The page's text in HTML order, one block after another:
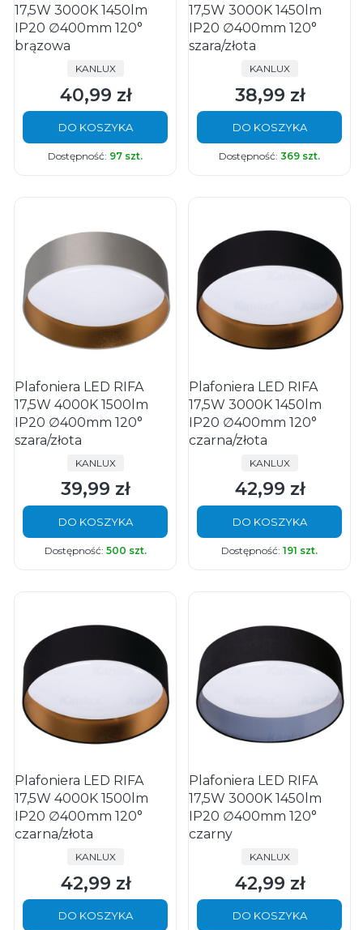
17,5W 3000K 1450lm
IP20 ∅400mm 120°
brązowa
PRODUCENT
KANLUX
Cena
40,99 zł
DO KOSZYKA
Dostępność: 97 szt.
17,5W 3000K 1450lm
IP20 ∅400mm 120°
szara/złota
PRODUCENT
KANLUX
Cena
38,99 zł
DO KOSZYKA
Dostępność: 369 szt.
Plafoniera LED RIFA
17,5W 4000K 1500lm
IP20 ∅400mm 120°
szara/złota
PRODUCENT
KANLUX
Cena
39,99 zł
DO KOSZYKA
Dostępność: 500 szt.
Plafoniera LED RIFA
17,5W 3000K 1450lm
IP20 ∅400mm 120°
czarna/złota
PRODUCENT
KANLUX
Cena
42,99 zł
DO KOSZYKA
Dostępność: 191 szt.
Plafoniera LED RIFA
17,5W 4000K 1500lm
IP20 ∅400mm 120°
czarna/złota
PRODUCENT
KANLUX
Cena
42,99 zł
DO KOSZYKA
Plafoniera LED RIFA
17,5W 3000K 1450lm
IP20 ∅400mm 120°
czarny
PRODUCENT
KANLUX
Cena
42,99 zł
DO KOSZYKA